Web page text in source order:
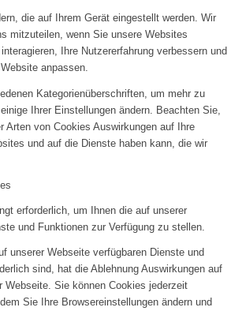
die auf Ihrem Gerät eingestellt werden. Wir
mitzuteilen, wenn Sie unsere Websites
Ihre Nutzererfahrung verbessern und
anpassen.
Kategorienüberschriften, um mehr zu
Ihrer Einstellungen ändern. Beachten Sie,
Arten von Cookies Auswirkungen auf Ihre
und auf die Dienste haben kann, die wir
erforderlich, um Ihnen die auf unserer
und Funktionen zur Verfügung zu stellen.
unserer Webseite verfügbaren Dienste und
sind, hat die Ablehnung Auswirkungen auf
Webseite. Sie können Cookies jederzeit
Sie Ihre Browsereinstellungen ändern und